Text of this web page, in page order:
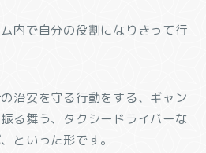
内で自分の役割になりきって行
治安を守る行動をする、ギャン
る舞う、タクシードライバーな
といった形です。